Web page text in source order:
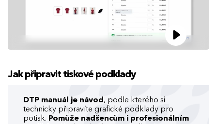
Jak připravit tiskové podklady
DTP manuál je návod , podle kterého si
technicky připravíte grafické podklady pro
potisk. Pomůže nadšencům i profesionálním